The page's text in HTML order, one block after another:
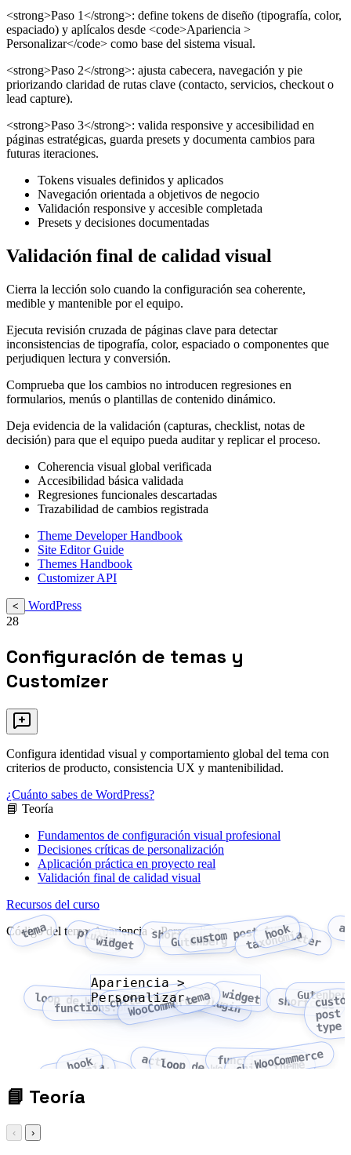
<strong>Paso 1</strong>: define tokens de diseño (tipografía, color,
espaciado) y aplícalos desde <code>Apariencia >
Personalizar</code> como base del sistema visual.
<strong>Paso 2</strong>: ajusta cabecera, navegación y pie
priorizando claridad de rutas clave (contacto, servicios, checkout o
lead capture).
<strong>Paso 3</strong>: valida responsive y accesibilidad en
páginas estratégicas, guarda presets y documenta cambios para
futuras iteraciones.
Tokens visuales definidos y aplicados
Navegación orientada a objetivos de negocio
Validación responsive y accesible completada
Presets y decisiones documentadas
Validación final de calidad visual
Cierra la lección solo cuando la configuración sea coherente,
medible y mantenible por el equipo.
Ejecuta revisión cruzada de páginas clave para detectar
inconsistencias de tipografía, color, espaciado o componentes que
perjudiquen lectura y conversión.
Comprueba que los cambios no introducen regresiones en
formularios, menús o plantillas de contenido dinámico.
Deja evidencia de la validación (capturas, checklist, notas de
decisión) para que el equipo pueda auditar y replicar el proceso.
Coherencia visual global verificada
Accesibilidad básica validada
Regresiones funcionales descartadas
Trazabilidad de cambios registrada
Theme Developer Handbook
Site Editor Guide
Themes Handbook
Customizer API
<
WordPress
28
Configuración de temas y
Customizer
Configura identidad visual y comportamiento global del tema con
criterios de producto, consistencia UX y mantenibilidad.
¿Cuánto sabes de WordPress?
📘 Teoría
Fundamentos de configuración visual profesional
Decisiones críticas de personalización
Aplicación práctica en proyecto real
Validación final de calidad visual
Recursos del curso
Código del tema: Apariencia > Personalizar
tema pluginwidget shortcode
Gutenberg
custom post type
taxonomía
hookfilter
loop de WordPress
functions.phpchild theme
WooCommercetemapluginwidget shortcode
post
type
taxonomía
hookfilter actionloop de WordPress
functions.php
child theme
WooCommerce
Apariencia >
Personalizar
📘 Teoría
‹ ›